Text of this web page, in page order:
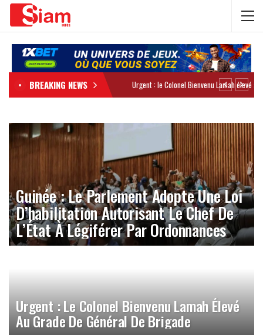
BREAKING NEWS
Guinée : Le Parlement Adopte Une Loi
D’habilitation Autorisant Le Chef De
L’État À Légiférer Par Ordonnances
Urgent : Le Colonel Bienvenu Lamah Élevé
Au Grade De Général De Brigade